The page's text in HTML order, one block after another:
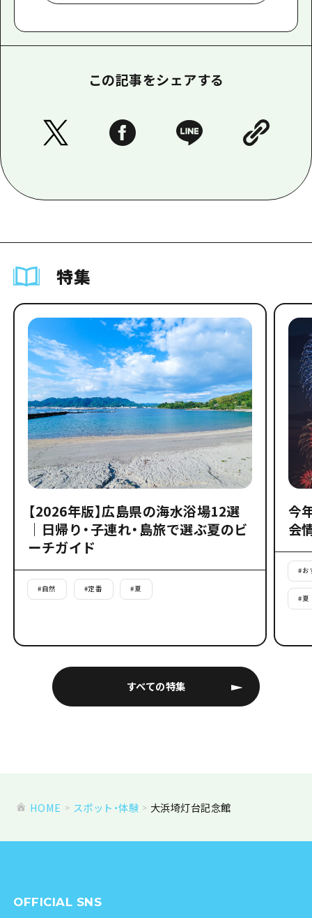
この記事をシェアする
特集
すべての特集
【2026年版】広島県の海水浴場12選
｜日帰り・子連れ・島旅で選ぶ夏のビ
ーチガイド
#自然 #定番 #夏
今
会
#お
#夏
HOME スポット・体験 大浜埼灯台記念館
OFFICIAL SNS